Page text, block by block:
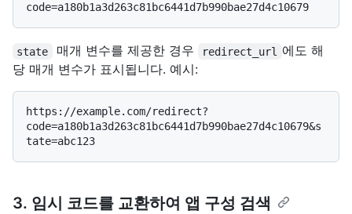
state 매개 변수를 제공한 경우 redirect_url
에도 해
당 매개 변수가 표시됩니다. 예시:
https://example.com/redirect?
code=a180b1a3d263c81bc6441d7b990bae27d4c10679&s
3. 임시 코드를 교환하여 앱 구성 검색